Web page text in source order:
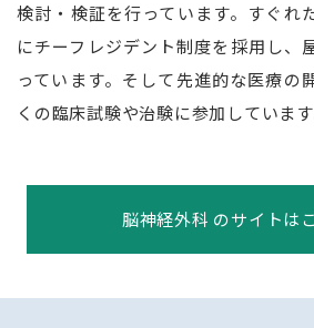
検討・検証を行っています。すぐれ
にチーフレジデント制度を採用し、
っています。そして先進的な医療の
くの臨床試験や治験に参加しています
脳神経外科 のサイトは